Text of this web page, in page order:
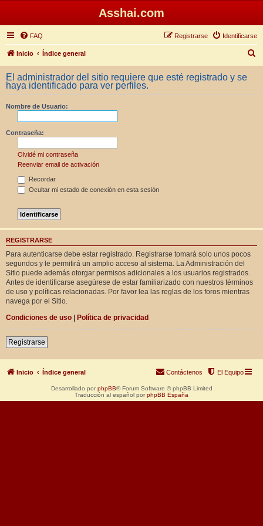
Asshai.com
FAQ Identificarse
Registrarse
Inicio Índice general
u
c
El administrador del sitio requiere que esté registrado y se
haya identificado para ver perfiles.
Nombre de Usuario:
Contraseña:
Olvidé mi contraseña
Reenviar email de activación
Recordar
Ocultar mi estado de conexión en esta sesión
REGISTRARSE
Para autenticarse debe estar registrado. Registrarse tomará solo unos pocos
segundos y le permitirá un amplio acceso al sistema. La Administración del
Sitio puede además otorgar permisos adicionales a los usuarios registrados.
Antes de identificarse asegúrese de estar familiarizado con nuestros términos
de uso y políticas relacionadas. Por favor lea las reglas de los foros mientras
navega por el Sitio.
Condiciones de uso | Política de privacidad
Registrarse
Inicio Índice general El Equipo
Contáctenos
Desarrollado por phpBB® Forum Software © phpBB Limited
Traducción al español por phpBB España